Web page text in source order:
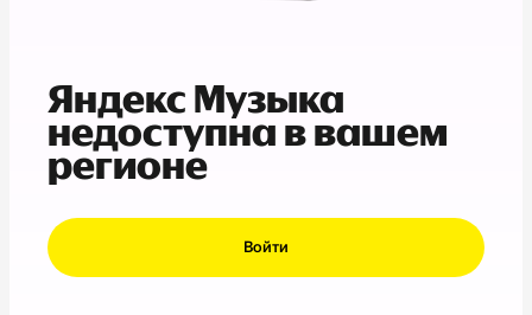
Яндекс Музыка
недоступна в вашем
регионе
Войти